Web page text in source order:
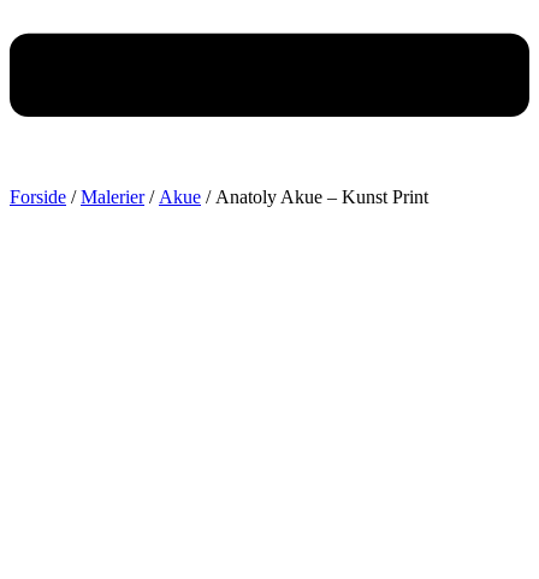
Forside /Malerier/ Akue / Anatoly Akue – Kunst Print